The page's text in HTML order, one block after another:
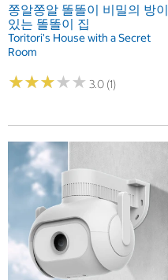
쫑알쫑알 똘똘이 비밀의 방이
있는 똘똘이 집
Toritori's House with a Secret
Room
★★★★★
★★★★★ 3.0 (1)